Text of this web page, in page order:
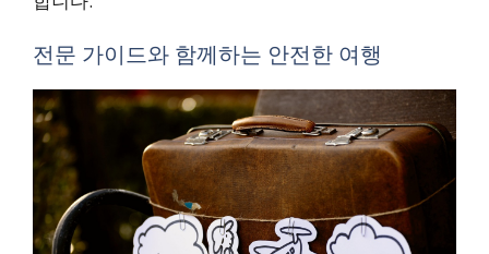
전문 가이드와 함께하는 안전한 여행